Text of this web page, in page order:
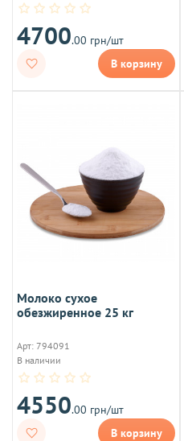
4700.00 грн/шт
В корзину
Молоко сухое
обезжиренное 25 кг
Арт: 794091
В наличии
4550.00 грн/шт
В корзину